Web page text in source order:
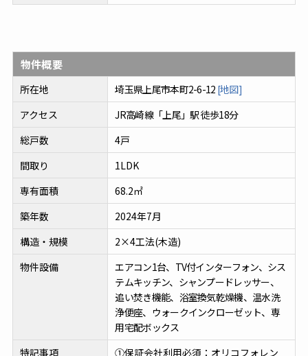
物件概要
所在地 埼玉県上尾市本町2-6-12 [地図]
アクセス
JR高崎線「上尾」駅 徒歩18分
総戸数
4戸
間取り
1LDK
専有面積
68.2㎡
築年数
2024年7月
構造・規模
2×4工法(木造)
物件設備
エアコン1台、TV付インターフォン、シス
テムキッチン、シャンプードレッサー、
追い焚き機能、浴室換気乾燥機、温水洗
浄便座、ウォークインクローゼット、専
用宅配ボックス
特記事項
①保証会社利用必須：オリコフォレン